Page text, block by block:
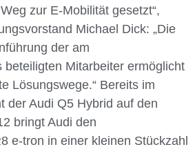
zur E-Mobilität gesetzt“,
Michael Dick: „Die
der am
beteiligten Mitarbeiter ermöglicht
Lösungswege.“ Bereits im
der Audi Q5 Hybrid auf den
bringt Audi den
e-tron in einer kleinen Stückzahl